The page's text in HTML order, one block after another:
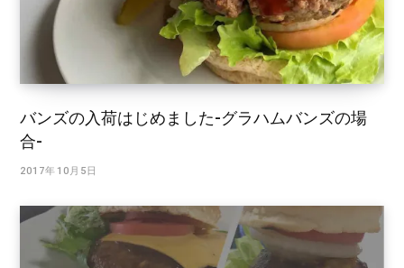
バンズの入荷はじめました-グラハムバンズの場
合-
2017年10月5日